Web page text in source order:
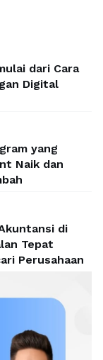
…
dari Cara
Digital
yang
Naik dan
di
Tepat
Perusahaan